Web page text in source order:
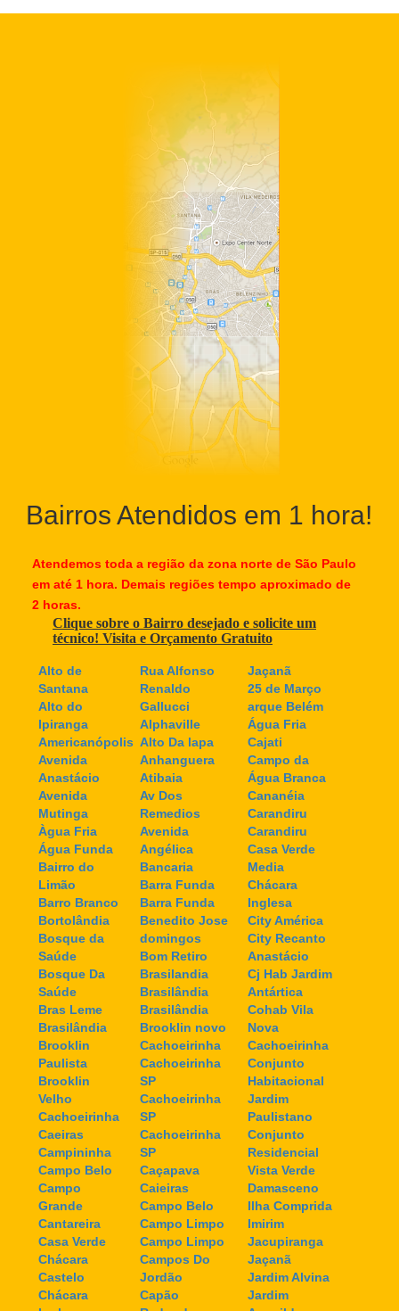
Bairros Atendidos em 1 hora!
Atendemos toda a região da zona norte de São Paulo
em até 1 hora. Demais regiões tempo aproximado de
2 horas.
Clique sobre o Bairro desejado e solicite um
técnico! Visita e Orçamento Gratuito
Alto de
Santana
Alto do
Ipiranga
Americanópolis
Avenida
Anastácio
Avenida
Mutinga
Àgua Fria
Água Funda
Bairro do
Limão
Barro Branco
Bortolândia
Bosque da
Saúde
Bosque Da
Saúde
Bras Leme
Brasilândia
Brooklin
Paulista
Brooklin
Velho
Cachoeirinha
Caeiras
Campininha
Campo Belo
Campo
Grande
Cantareira
Casa Verde
Chácara
Castelo
Chácara
Rua Alfonso
Renaldo
Gallucci
Alphaville
Alto Da lapa
Anhanguera
Atibaia
Av Dos
Remedios
Avenida
Angélica
Bancaria
Barra Funda
Barra Funda
Benedito Jose
domingos
Bom Retiro
Brasilandia
Brasilândia
Brasilândia
Brooklin novo
Cachoeirinha
Cachoeirinha
SP
Cachoeirinha
SP
Cachoeirinha
SP
Caçapava
Caieiras
Campo Belo
Campo Limpo
Campo Limpo
Campos Do
Jordão
Capão
Jaçanã
25 de Março
arque Belém
Água Fria
Cajati
Campo da
Água Branca
Cananéia
Carandiru
Carandiru
Casa Verde
Media
Chácara
Inglesa
City América
City Recanto
Anastácio
Cj Hab Jardim
Antártica
Cohab Vila
Nova
Cachoeirinha
Conjunto
Habitacional
Jardim
Paulistano
Conjunto
Residencial
Vista Verde
Damasceno
Ilha Comprida
Imirim
Jacupiranga
Jaçanã
Jardim Alvina
Jardim